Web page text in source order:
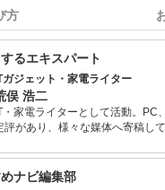
方
るエキスパート
ガジェット・家電ライター
俣 浩二
・家電ライターとして活動。PC
評があり、様々な媒体へ寄稿し
のも大好きなので、新しいもの
しまう傾向が強い。
ナビ編集部